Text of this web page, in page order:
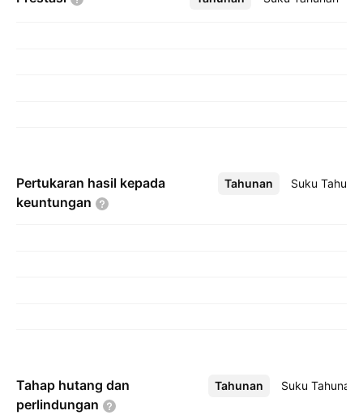
Pertukaran hasil kepada
keuntungan
Tahunan Suku
Lebih
Tahap hutang dan
perlindungan
Tahunan Suku Tahunan
Lebih